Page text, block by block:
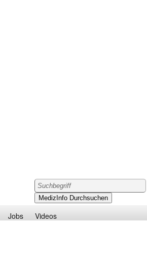
Jobs Videos